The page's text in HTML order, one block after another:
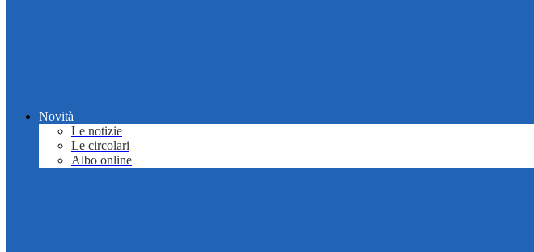
Novità
Le notizie
Le circolari
Albo online